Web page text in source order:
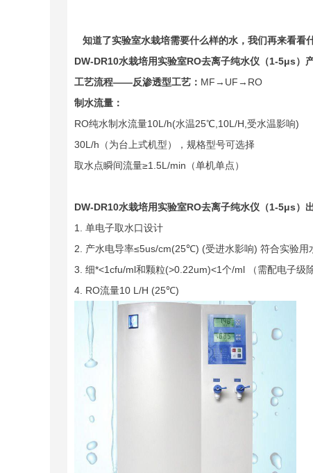
知道了实验室水栽培需要什么样的水，我们再来看看
DW-DR10水栽培用实验室RO去离子纯水仪（1-5μs）
工艺流程——反渗透型工艺： MF→UF→RO
制水流量：
RO纯水制水流量10L/h(水温25℃,10L/H,受水温影响)
30L/h（为台上式机型），规格型号可选择
取水点瞬间流量≥1.5L/min（单机单点）
DW-DR10水栽培用实验室RO去离子纯水仪（1-5μs）
1. 单电子取水口设计
2. 产水电导率≤5us/cm(25℃) (受进水影响) 符合实验用
3. 细*<1cfu/ml和颗粒(>0.22um)<1个/ml （需配电子级
4. RO流量10 L/H (25℃)